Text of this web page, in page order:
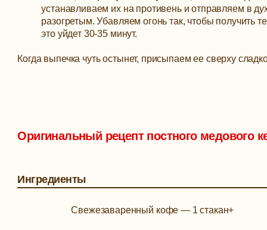
устанавливаем их на противень и отправляем в
разогретым. Убавляем огонь так, чтобы
это уйдет 30-35 минут.
Когда выпечка чуть остынет, присыпаем ее сверху
Оригинальный рецепт постного медового
Ингредиенты
Свежезаваренный кофе — 1 стакан+